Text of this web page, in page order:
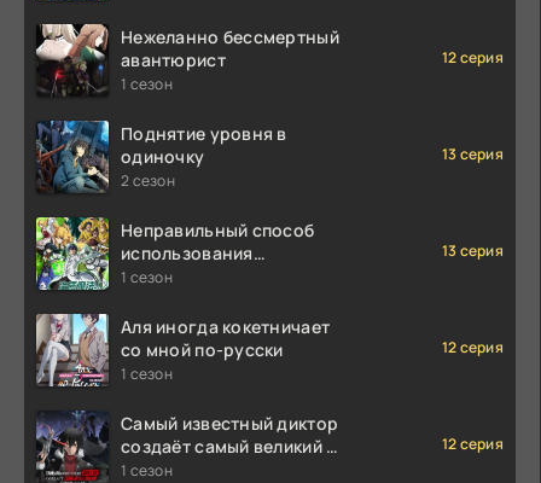
Нежеланно бессмертный
авантюрист
1 сезон
12 серия
Поднятие уровня в
одиночку
2 сезон
13 серия
Неправильный способ
использования
исцеляющей магии
1 сезон
13 серия
Аля иногда кокетничает
со мной по-русски
1 сезон
12 серия
Самый известный диктор
создаёт самый великий в
мире клан
1 сезон
12 серия